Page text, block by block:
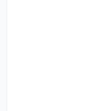
فیلترها معمولاً بین
است که در مقایسه با خرید آب
توجهی محسوب می‌شود.
دستگاه مشابه آب معدنی
معمولاً بالاتر از